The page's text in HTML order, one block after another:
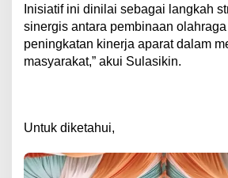
Inisiatif ini dinilai sebagai langkah
sinergis antara pembinaan
peningkatan kinerja aparat dalam
masyarakat,” akui Sulasikin.
Untuk diketahui,